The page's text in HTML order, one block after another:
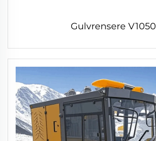
Gulvrensere V1050